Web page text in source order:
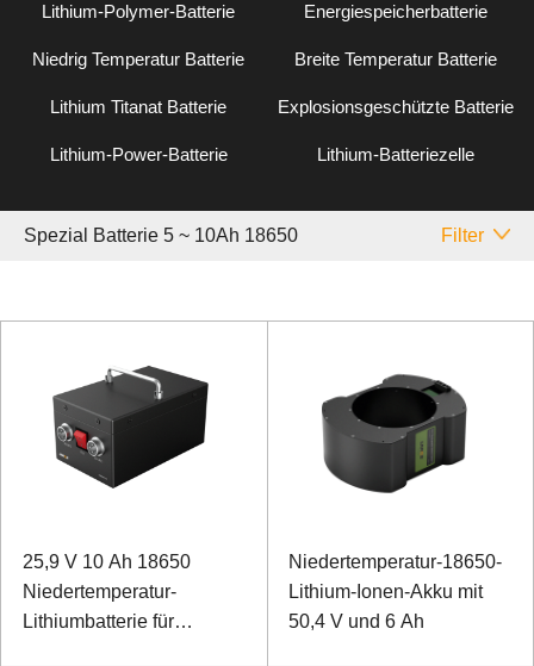
Lithium-Polymer-Batterie Energiespeicherbatterie
Niedrig Temperatur Batterie Breite Temperatur Batterie
Lithium Titanat Batterie Explosionsgeschützte Batterie
Lithium-Power-Batterie Lithium-Batteriezelle
Spezial Batterie 5 ~ 10Ah 18650 Filter
25,9 V 10 Ah 18650
Niedertemperatur-
Lithiumbatterie für
Niedertemperatur-18650-
Lithium-Ionen-Akku mit
50,4 V und 6 Ah